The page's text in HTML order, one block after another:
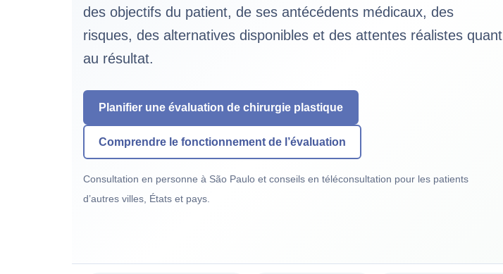
des objectifs du patient, de ses antécédents médicaux, des
risques, des alternatives disponibles et des attentes réalistes quant
au résultat.
Planifier une évaluation de chirurgie plastique
Comprendre le fonctionnement de l’évaluation
Consultation en personne à São Paulo et conseils en téléconsultation pour les patients
d’autres villes, États et pays.